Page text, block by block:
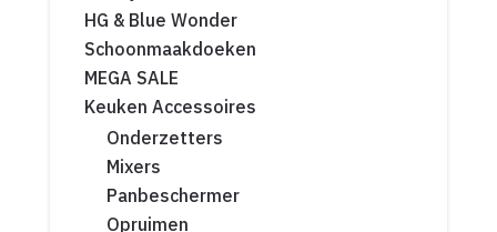
HG & Blue Wonder
Schoonmaakdoeken
MEGA SALE
Keuken Accessoires
Onderzetters
Mixers
Panbeschermer
Opruimen